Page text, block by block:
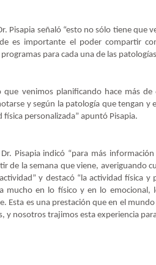
Pisapia señaló “esto no sólo tiene
es importante el poder compartir
para cada una de las
que venimos planificando hace más
y según la patología que tengan y
física personalizada” apuntó Pisapia.
Pisapia indicó “para más
de la semana que viene, averiguando
y destacó “la actividad física
mucho en lo físico y en lo
Esta es una prestación que en el
y nosotros trajimos esta experiencia